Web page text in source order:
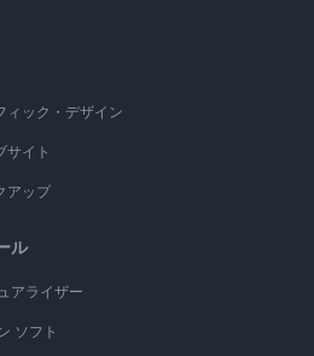
ィック・デザイン
サイト
アップ
ル
アライザー
ソフト